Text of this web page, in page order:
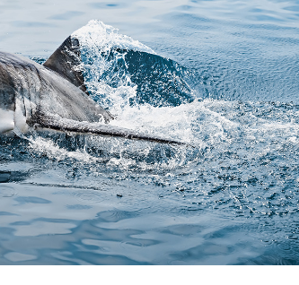
когда акулы атаковали
Более того, бывало и такое,
средств оказывались жертвами
«ВМ».
РЫБА